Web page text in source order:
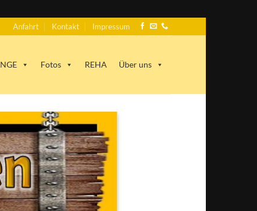
Anfahrt Kontakt Impressum
Fotos REHA Über uns